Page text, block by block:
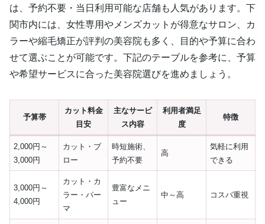
は、予約不要・当日利用可能な店舗も人気があります。下
関市内には、女性専用やメンズカットが得意なサロン、カ
ラーや縮毛矯正が評判の美容院も多く、目的や予算に合わ
せて選ぶことが可能です。下記のテーブルを参考に、予算
や希望サービスに合った美容院選びを進めましょう。
予算帯
カット料金
目安
主なサービ
ス内容
利用者満足
度
特徴
2,000円～
3,000円
カット・ブ
ロー
時短施術、
予約不要
高
気軽に利用
できる
3,000円～
4,000円
カット・カ
ラー・パー
マ
豊富なメニ
ュー
中～高 コスパ重視